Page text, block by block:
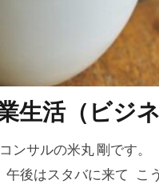
生活（ビジ
ンサルの米丸 剛です
後はスタバに来て こ